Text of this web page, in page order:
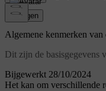
Inloggen
Bijgewerkt 28/10/2024
Algemene kenmerken van
Dit zijn de basisgegevens
Het kan om verschillende